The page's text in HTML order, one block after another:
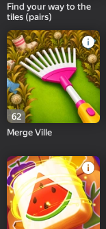
Find your way to the
tiles (pairs)
62
Merge Ville